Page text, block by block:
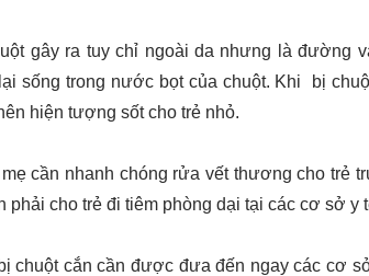
gây ra tuy chỉ ngoài da nhưng là đường
sống trong nước bọt của chuột. Khi bị
hiện tượng sốt cho trẻ nhỏ.
cần nhanh chóng rửa vết thương cho trẻ
phải cho trẻ đi tiêm phòng dại tại các cơ sở y
chuột cắn cần được đưa đến ngay các cơ